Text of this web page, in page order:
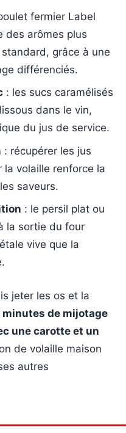
fermier Label
des arômes plus
standard, grâce à une
différenciés.
: les sucs caramélisés
dans le vin,
du jus de service.
: récupérer les jus
la volaille renforce la
saveurs.
: le persil plat ou
la sortie du four
vive que la
jeter les os et la
minutes de mijotage
une carotte et un
de volaille maison
autres